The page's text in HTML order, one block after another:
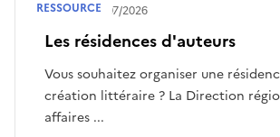
Les résidences d'auteurs
Vous souhaitez organiser une
création littéraire ? La Direction
affaires ...
Publié le28/07/2026
RESSOURCE